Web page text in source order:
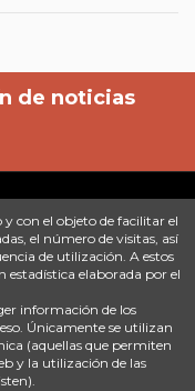
de noticias
Aviso legal
con el objeto de facilitar el
el número de visitas, así
de utilización. A estos
elaborada por el
información de los
Únicamente se utilizan
(aquellas que permiten
y la utilización de las